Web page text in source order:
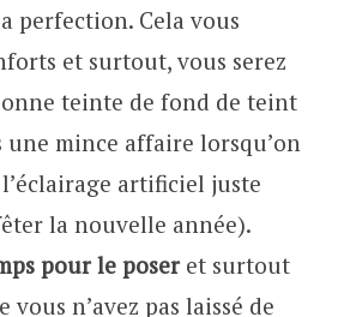
perfection. Cela vous
et surtout, vous serez
teinte de fond de teint
une mince affaire lorsqu’on
artificiel juste
la nouvelle année).
pour le poseret surtout
n’avez pas laissé de